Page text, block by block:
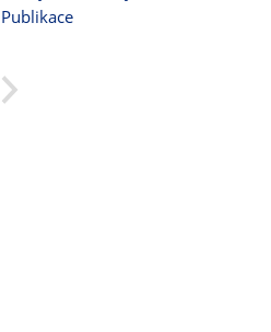
Publikace